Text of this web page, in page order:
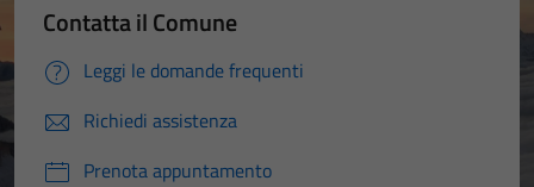
Contatta il Comune
Leggi le domande frequenti
Richiedi assistenza
Prenota appuntamento